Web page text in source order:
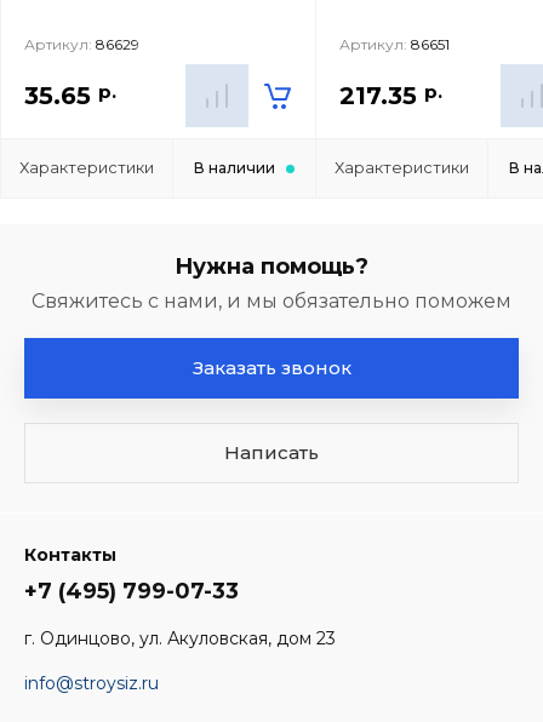
Артикул: 86629
35.65 р.
Характеристики В наличии
Артикул: 86651
217.35 р.
Характеристики В
Нужна помощь?
Свяжитесь с нами, и мы обязательно поможем
Заказать звонок
Написать
Контакты
+7 (495) 799-07-33
г. Одинцово, ул. Акуловская, дом 23
info@stroysiz.ru